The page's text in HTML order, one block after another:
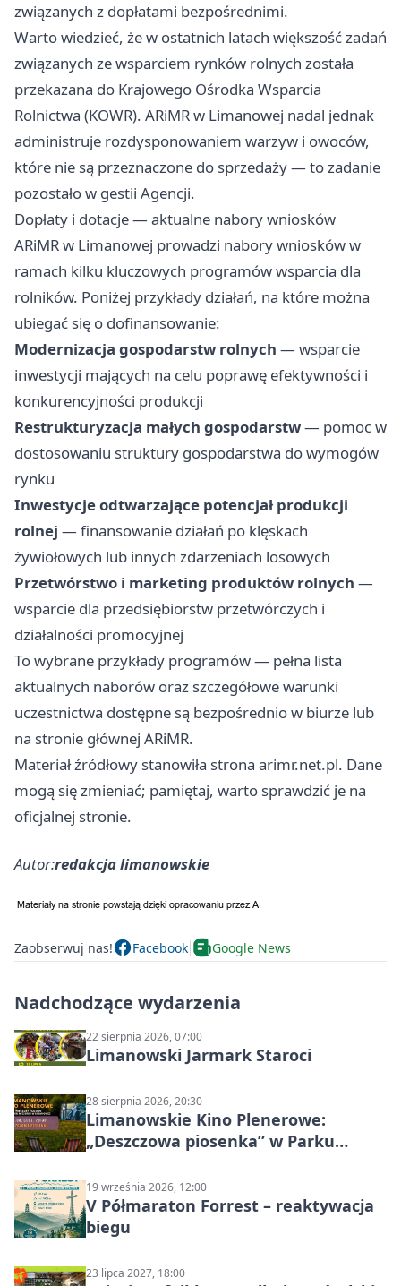
związanych z dopłatami bezpośrednimi.
Warto wiedzieć, że w ostatnich latach większość zadań
związanych ze wsparciem rynków rolnych została
przekazana do Krajowego Ośrodka Wsparcia
Rolnictwa (KOWR). ARiMR w Limanowej nadal jednak
administruje rozdysponowaniem warzyw i owoców,
które nie są przeznaczone do sprzedaży — to zadanie
pozostało w gestii Agencji.
Dopłaty i dotacje — aktualne nabory wniosków
ARiMR w Limanowej prowadzi nabory wniosków w
ramach kilku kluczowych programów wsparcia dla
rolników. Poniżej przykłady działań, na które można
ubiegać się o dofinansowanie:
Modernizacja gospodarstw rolnych — wsparcie
inwestycji mających na celu poprawę efektywności i
konkurencyjności produkcji
Restrukturyzacja małych gospodarstw— pomoc w
dostosowaniu struktury gospodarstwa do wymogów
rynku
Inwestycje odtwarzające potencjał produkcji
rolnej — finansowanie działań po klęskach
żywiołowych lub innych zdarzeniach losowych
Przetwórstwo i marketing produktów rolnych —
wsparcie dla przedsiębiorstw przetwórczych i
działalności promocyjnej
To wybrane przykłady programów — pełna lista
aktualnych naborów oraz szczegółowe warunki
uczestnictwa dostępne są bezpośrednio w biurze lub
na stronie głównej ARiMR.
Materiał źródłowy stanowiła strona arimr.net.pl. Dane
mogą się zmieniać; pamiętaj, warto sprawdzić je na
oficjalnej stronie.
Autor:redakcja limanowskie
Zaobserwuj nas! Facebook Google News
Nadchodzące wydarzenia
22 sierpnia 2026, 07:00
Limanowski Jarmark Staroci
28 sierpnia 2026, 20:30
Limanowskie Kino Plenerowe:
„Deszczowa piosenka” w Parku
19 września 2026, 12:00
V Półmaraton Forrest – reaktywacja
biegu
23 lipca 2027, 18:00